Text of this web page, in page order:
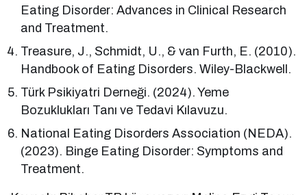
Eating Disorder: Advances in Clinical Research
and Treatment.
Treasure, J., Schmidt, U., & van Furth, E. (2010).
Handbook of Eating Disorders. Wiley-Blackwell.
Türk Psikiyatri Derneği. (2024). Yeme
Bozuklukları Tanı ve Tedavi Kılavuzu.
National Eating Disorders Association (NEDA).
(2023). Binge Eating Disorder: Symptoms and
Treatment.